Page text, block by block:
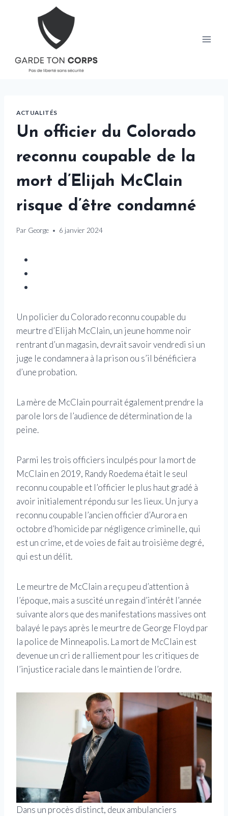
ACTUALITÉS
Un officier du Colorado
reconnu coupable de la
mort d’Elijah McClain
risque d’être condamné
Par George 6 janvier 2024
Un policier du Colorado reconnu coupable du
meurtre d’Elijah McClain, un jeune homme noir
rentrant d’un magasin, devrait savoir vendredi si un
juge le condamnera à la prison ou s’il bénéficiera
d’une probation.
La mère de McClain pourrait également prendre la
parole lors de l’audience de détermination de la
peine.
Parmi les trois officiers inculpés pour la mort de
McClain en 2019, Randy Roedema était le seul
reconnu coupable et l’officier le plus haut gradé à
avoir initialement répondu sur les lieux. Un jury a
reconnu coupable l’ancien officier d’Aurora en
octobre d’homicide par négligence criminelle, qui
est un crime, et de voies de fait au troisième degré,
qui est un délit.
Le meurtre de McClain a reçu peu d’attention à
l’époque, mais a suscité un regain d’intérêt l’année
suivante alors que des manifestations massives ont
balayé le pays après le meurtre de George Floyd par
la police de Minneapolis. La mort de McClain est
devenue un cri de ralliement pour les critiques de
l’injustice raciale dans le maintien de l’ordre.
Dans un procès distinct, deux ambulanciers